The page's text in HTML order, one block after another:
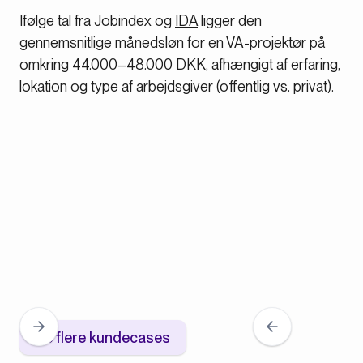
Ifølge tal fra Jobindex og IDA ligger den
gennemsnitlige månedsløn for en VA-projektør på
omkring 44.000–48.000 DKK, afhængigt af erfaring,
lokation og type af arbejdsgiver (offentlig vs. privat).
Se flere kundecases